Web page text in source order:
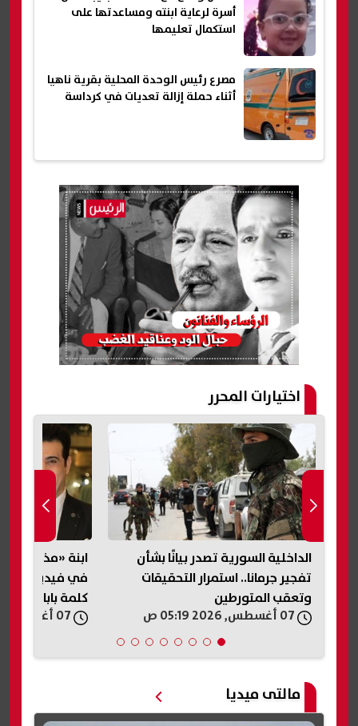
أسرة لرعاية ابنته ومساعدتها على
استكمال تعليمها
مصرع رئيس الوحدة المحلية بقرية ناهيا
أثناء حملة إزالة تعديات في كرداسة
اختيارات المحرر
الداخلية السورية تصدر بيانًا بشأن
تفجير جرمانا.. استمرار التحقيقات
وتعقب المتورطين
ابنة «مذيع
في فيديو
كلمة بابا»
مالتى ميديا